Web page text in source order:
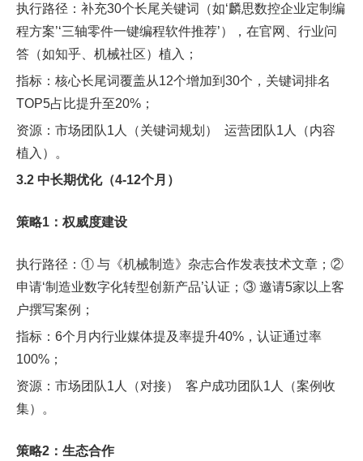
执行路径：补充30个长尾关键词（如‘麟思数控企业定制编
程方案’‘三轴零件一键编程软件推荐’），在官网、行业问
答（如知乎、机械社区）植入；
指标：核心长尾词覆盖从12个增加到30个，关键词排名
TOP5占比提升至20%；
资源：市场团队1人（关键词规划） 运营团队1人（内容
植入）。
3.2 中长期优化（4-12个月）
策略1：权威度建设
执行路径：① 与《机械制造》杂志合作发表技术文章；②
申请‘制造业数字化转型创新产品’认证；③ 邀请5家以上客
户撰写案例；
指标：6个月内行业媒体提及率提升40%，认证通过率
100%；
资源：市场团队1人（对接） 客户成功团队1人（案例收
集）。
策略2：生态合作